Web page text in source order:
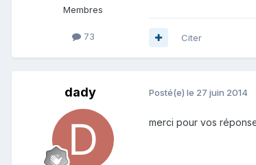
Membres
73 Citer
dady Posté(e) le 27 juin 2014
merci pour vos